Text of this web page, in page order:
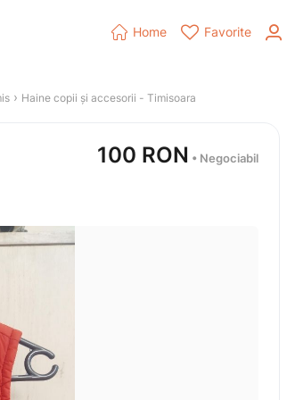
› Haine copii și accesorii - Timisoara
100 RON • Negociabil
 Home  Favorite 